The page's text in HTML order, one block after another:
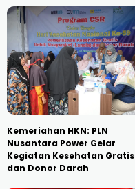
Kemeriahan HKN: PLN
Nusantara Power Gelar
Kegiatan Kesehatan Gratis
dan Donor Darah